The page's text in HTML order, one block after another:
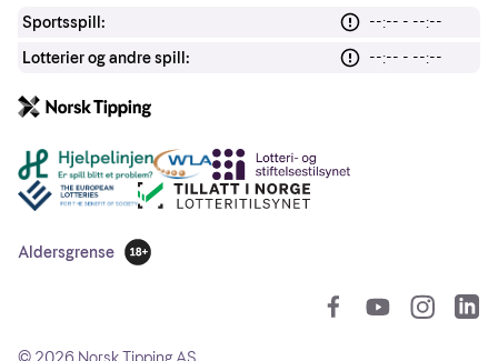
Sportsspill:
--:-- - --:--
Lotterier og andre spill:
--:-- - --:--
Andre lenker
Aldersgrense
18 år